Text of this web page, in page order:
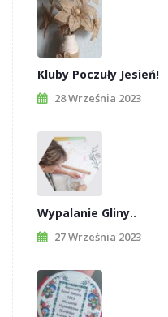
Kluby Poczuły Jesień!
28 Września 2023
Wypalanie Gliny..
27 Września 2023